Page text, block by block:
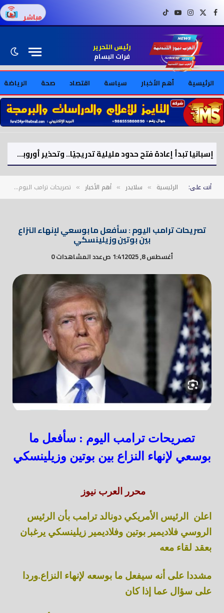
فيسبوكX (Twitter)
إنستغراميوتيوبتيك توك مباشر
رئيس التحرير
فرات البسام
الرئيسية أهم الأخبار سياسة اقتصاد صحة الرياضة
إسبانيا تبدأ إعادة فتح حدود مليلية تدريجيًا.. وتحذير أوروبي بشأن الهجرة
أنت على: الرئيسية » سلايدر » أهم الأخبار » تصريحات ترامب اليوم : سأفعل ما بوسعي لإنهاء النزاع بين بوتين وزيلينسكي
تصريحات ترامب اليوم : سأفعل ما بوسعي لإنهاء النزاع
بين بوتين وزيلينسكي
أغسطس 8, 2025 1:41 ص عدد المشاهدات 0
تصريحات ترامب اليوم : سأفعل ما
بوسعي لإنهاء النزاع بين بوتين وزيلينسكي
محرر العرب نيوز
اعلن الرئيس الأمريكي دونالد ترامب بأن الرئيس
الروسي فلاديمير بوتين وفلاديمير زيلينسكي يرغبان
بعقد لقاء معه
مشددا على أنه سيفعل ما بوسعه لإنهاء النزاع.وردا
على سؤال عما إذا كان